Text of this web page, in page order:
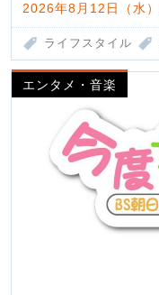
2026年8月12日（水
ライフスタイル
エンタメ・音楽